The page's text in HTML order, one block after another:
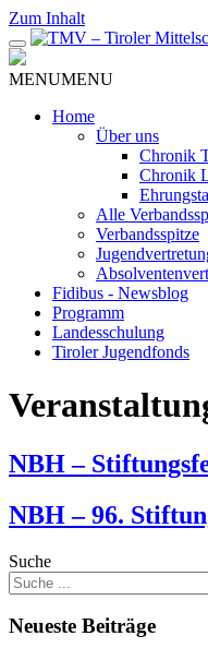
Zum Inhalt
MENUMENU
Home
Über uns
Chronik
Chronik
Alle
Verbandsspitze
Fidibus - Newsblog
Programm
Landesschulung
Tiroler Jugendfonds
NBH –
NBH – 96.
Suche
Neueste Beiträge